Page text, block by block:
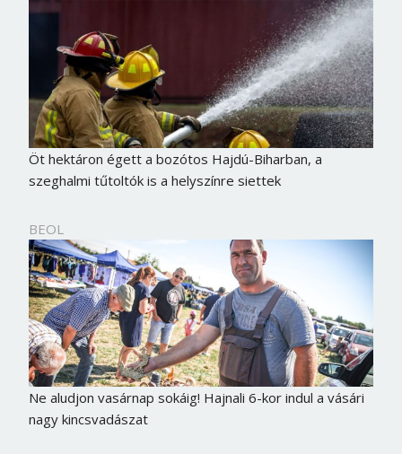
Öt hektáron égett a bozótos Hajdú-Biharban, a
szeghalmi tűtoltók is a helyszínre siettek
BEOL
Ne aludjon vasárnap sokáig! Hajnali 6-kor indul a vásári
nagy kincsvadászat